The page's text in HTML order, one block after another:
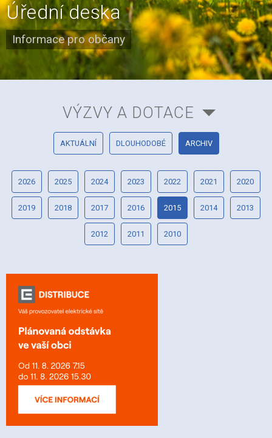
Úřední deska
Informace pro občany
VÝZVY A DOTACE
AKTUÁLNÍ DLOUHODOBÉ ARCHIV
2026 2025 2024 2023 2022 2021 2020
2019 2018 2017 2016 2015 2014 2013
2012 2011 2010